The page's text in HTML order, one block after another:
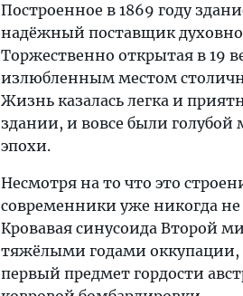
Построенное в 1869 году
надёжный поставщик
Торжественно открытая в 19
излюбленным местом
Жизнь казалась легка и
здании, и вовсе были
эпохи.
Несмотря на то что это
современники уже никогда
Кровавая синусоида Второй
тяжёлыми годами оккупации,
первый предмет гордости